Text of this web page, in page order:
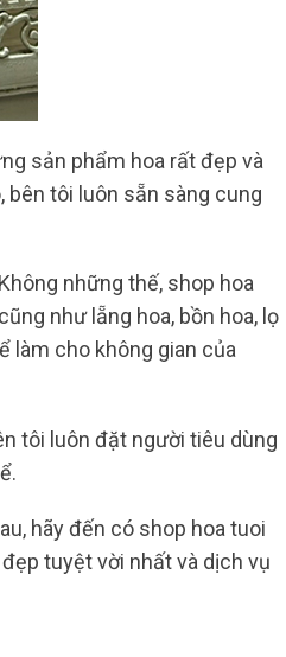
sản phẩm hoa rất đẹp và
bên tôi luôn sẵn sàng cung
những thế, shop hoa
như lẵng hoa, bồn hoa, lọ
làm cho không gian của
tôi luôn đặt người tiêu dùng
hãy đến có shop hoa tuoi
tuyệt vời nhất và dịch vụ